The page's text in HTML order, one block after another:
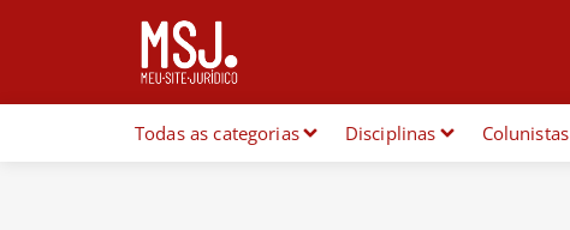
Todas as categorias Disciplinas Colunistas